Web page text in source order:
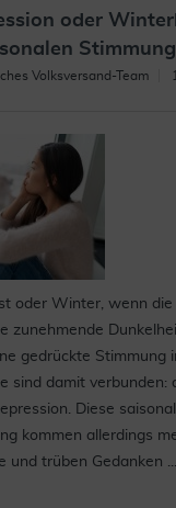
oder
Volksversand-Team
oder Winter, wenn die
zunehmende
gedrückte Stimmung
sind damit verbunden:
Diese
kommen allerdings
und trüben Gedanken ...